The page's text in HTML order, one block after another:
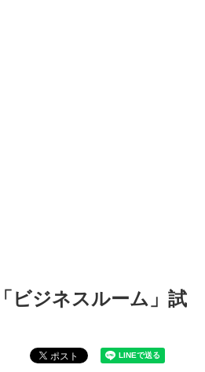
ビジネスルーム」試
ポスト